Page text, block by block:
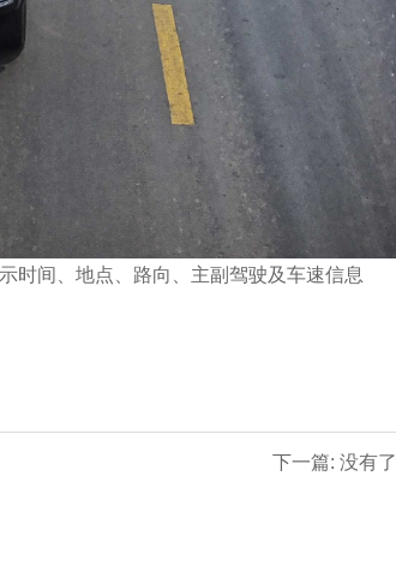
时间、地点、路向、主副驾驶及车速信息
下一篇: 没有了